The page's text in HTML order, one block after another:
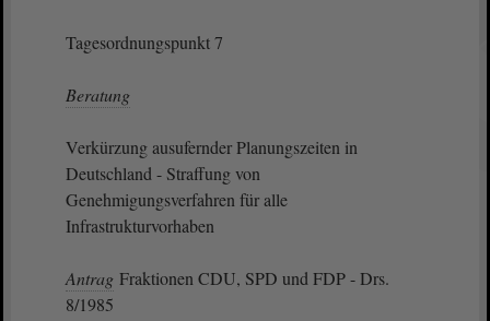
Tagesordnungspunkt 7
Beratung
Verkürzung ausufernder Planungszeiten in
Deutschland - Straffung von
Genehmigungsverfahren für alle
Infrastrukturvorhaben
Antrag Fraktionen CDU, SPD und FDP - Drs.
8/1985